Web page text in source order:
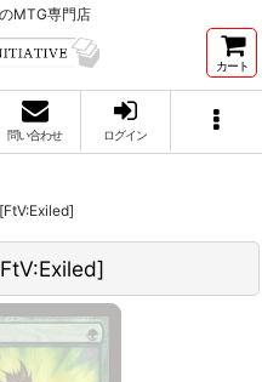
MTG専門店
カート
問い合わせ ログイン